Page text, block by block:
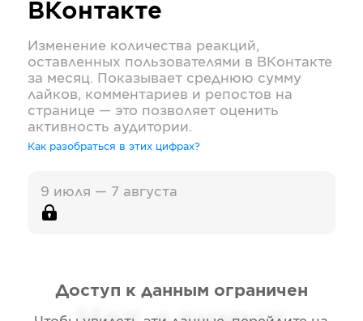
ВКонтакте
Изменение количества реакций,
оставленных пользователями в ВКонтакте
за месяц. Показывает среднюю сумму
лайков, комментариев и репостов на
странице — это позволяет оценить
активность аудитории.
Как разобраться в этих цифрах?
9 июля — 7 августа
Доступ к данным ограничен